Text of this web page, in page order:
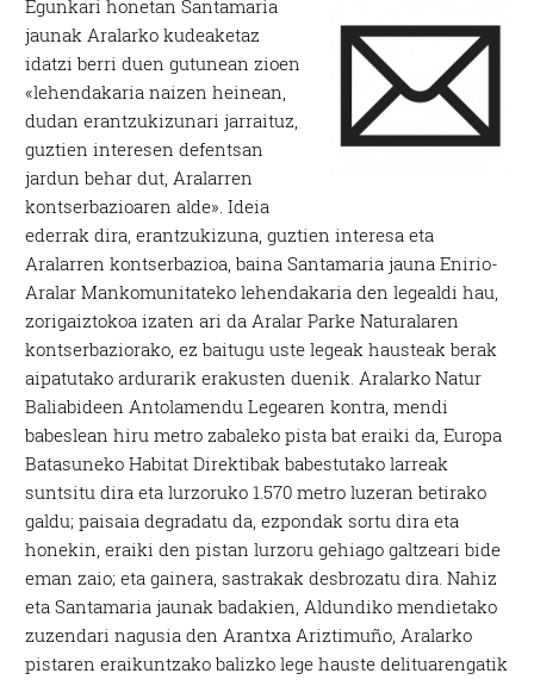
Egunkari honetan Santamaria
jaunak Aralarko kudeaketaz
idatzi berri duen gutunean zioen
«lehendakaria naizen heinean,
dudan erantzukizunari jarraituz,
guztien interesen defentsan
jardun behar dut, Aralarren
kontserbazioaren alde». Ideia
ederrak dira, erantzukizuna, guztien interesa eta
Aralarren kontserbazioa, baina Santamaria jauna Enirio-
Aralar Mankomunitateko lehendakaria den legealdi hau,
zorigaiztokoa izaten ari da Aralar Parke Naturalaren
kontserbaziorako, ez baitugu uste legeak hausteak berak
aipatutako ardurarik erakusten duenik. Aralarko Natur
Baliabideen Antolamendu Legearen kontra, mendi
babeslean hiru metro zabaleko pista bat eraiki da, Europa
Batasuneko Habitat Direktibak babestutako larreak
suntsitu dira eta lurzoruko 1.570 metro luzeran betirako
galdu; paisaia degradatu da, ezpondak sortu dira eta
honekin, eraiki den pistan lurzoru gehiago galtzeari bide
eman zaio; eta gainera, sastrakak desbrozatu dira. Nahiz
eta Santamaria jaunak badakien, Aldundiko mendietako
zuzendari nagusia den Arantxa Ariztimuño, Aralarko
pistaren eraikuntzako balizko lege hauste delituarengatik